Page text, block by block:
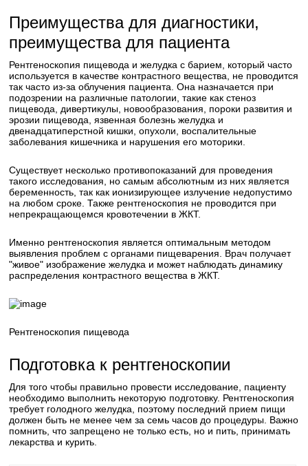
Преимущества для диагностики,
преимущества для пациента
Рентгеноскопия пищевода и желудка с барием, который часто
используется в качестве контрастного вещества, не проводится
так часто из-за облучения пациента. Она назначается при
подозрении на различные патологии, такие как стеноз
пищевода, дивертикулы, новообразования, пороки развития и
эрозии пищевода, язвенная болезнь желудка и
двенадцатиперстной кишки, опухоли, воспалительные
заболевания кишечника и нарушения его моторики.
Существует несколько противопоказаний для проведения
такого исследования, но самым абсолютным из них является
беременность, так как ионизирующее излучение недопустимо
на любом сроке. Также рентгеноскопия не проводится при
непрекращающемся кровотечении в ЖКТ.
Именно рентгеноскопия является оптимальным методом
выявления проблем с органами пищеварения. Врач получает
"живое" изображение желудка и может наблюдать динамику
распределения контрастного вещества в ЖКТ.
Рентгеноскопия пищевода
Подготовка к рентгеноскопии
Для того чтобы правильно провести исследование, пациенту
необходимо выполнить некоторую подготовку. Рентгеноскопия
требует голодного желудка, поэтому последний прием пищи
должен быть не менее чем за семь часов до процедуры. Важно
помнить, что запрещено не только есть, но и пить, принимать
лекарства и курить.